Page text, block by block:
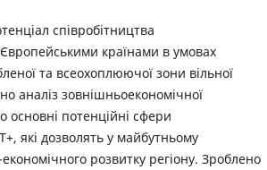
співробітництва
Європейськими країнами в умовах
та всеохоплюючої зони вільної
аналіз зовнішньоеконо­мічної
основні потенційні сфери
які дозволять у майбутньому
розвитку регіону. Зроблено